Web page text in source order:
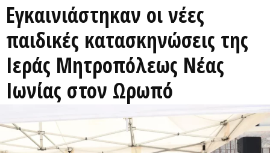
Εγκαινιάστηκαν οι νέες
παιδικές κατασκηνώσεις της
Ιεράς Μητροπόλεως Νέας
Ιωνίας στον Ωρωπό